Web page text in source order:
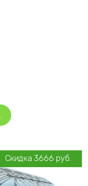
Скидка 3666 руб.